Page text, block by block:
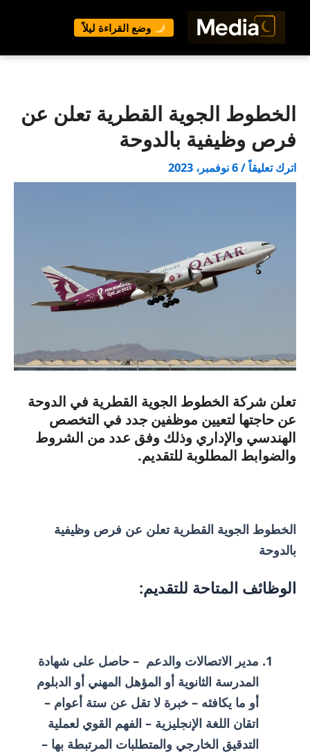
المحتوى
وضع القراءة ليلاً
الخطوط الجوية القطرية تعلن عن
فرص وظيفية بالدوحة
اترك تعليقاً/6 نوفمبر، 2023
تعلن شركة الخطوط الجوية القطرية في الدوحة
عن حاجتها لتعيين موظفين جدد في التخصص
الهندسي والإداري وذلك وفق عدد من الشروط
والضوابط المطلوبة للتقديم.
الخطوط الجوية القطرية تعلن عن فرص وظيفية
بالدوحة
الوظائف المتاحة للتقديم:
مدير الاتصالات والدعم – حاصل على شهادة
المدرسة الثانوية أو المؤهل المهني أو الدبلوم
أو ما يكافئه – خبرة لا تقل عن ستة أعوام –
اتقان اللغة الإنجليزية – الفهم القوي لعملية
التدقيق الخارجي والمتطلبات المرتبطة بها –